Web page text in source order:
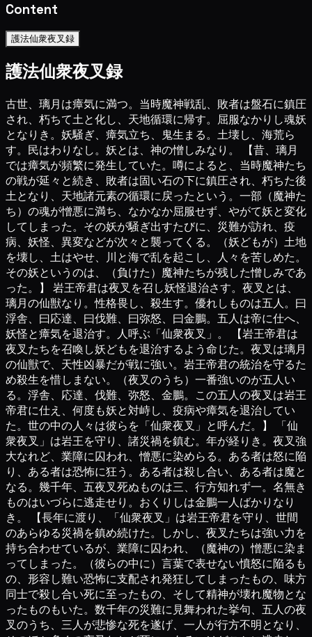
Content
護法仙衆夜叉録
護法仙衆夜叉録
古世、璃月は瘴気に満つ。当時魔神戦乱、敗者は盤石に鎮圧
され、朽ちて土と化し、天地循環に帰す。屈服なかりし魂妖
となりき。妖騒ぎ、瘴気立ち、鬼生まる。土壊し、海荒ら
す。民はわりなし。妖とは、神の憎しみなり。 【昔、璃月
では瘴気が頻繁に発生していた。噂によると、当時魔神たち
の戦が延々と続き、敗者は固い石の下に鎮圧され、朽ちた後
土となり、天地諸元素の循環に戻ったという。一部（魔神た
ち）の魂が憎悪に満ち、なかなか屈服せず、やがて妖と変化
してしまった。その妖が騒ぎ出すたびに、災難が訪れ、疫
病、妖怪、異変などが次々と襲ってくる。（妖どもが）土地
を壊し、土はやせ、川と海で乱を起こし、人々を苦しめた。
その妖というのは、（負けた）魔神たちが残した憎しみであ
った。】 岩王帝君は夜叉を召し妖怪退治さす。夜叉とは、
璃月の仙獣なり。性格畏し、殺生す。優れしものは五人。曰
浮舎、曰応達、曰伐難、曰弥怒、曰金鵬。五人は帝に仕へ、
妖怪と瘴気を退治す。人呼ぶ「仙衆夜叉」。 【岩王帝君は
夜叉たちを召喚し妖どもを退治するよう命じた。夜叉は璃月
の仙獣で、天性凶暴だが戦に強い。岩王帝君の統治を守るた
め殺生を惜しまない。（夜叉のうち）一番強いのが五人い
る。浮舎、応達、伐難、弥怒、金鵬。この五人の夜叉は岩王
帝君に仕え、何度も妖と対峙し、疫病や瘴気を退治してい
た。世の中の人々は彼らを「仙衆夜叉」と呼んだ。】 「仙
衆夜叉」は岩王を守り、諸災禍を鎮む。年が経りき。夜叉強
大なれど、業障に囚われ、憎悪に染めらる。ある者は怒に陥
り、ある者は恐怖に狂う。ある者は殺し合い、ある者は魔と
なる。幾千年、五夜叉死ぬものは三、行方知れず一。名無き
ものはいづらに逃走せり。おくりしは金鵬一人ばかりなり
き。 【長年に渡り、「仙衆夜叉」は岩王帝君を守り、世間
のあらゆる災禍を鎮め続けた。しかし、夜叉たちは強い力を
持ち合わせているが、業障に囚われ、（魔神の）憎悪に染ま
ってしまった。（彼らの中に）言葉で表せない憤怒に陥るも
の、形容し難い恐怖に支配され発狂してしまったもの、味方
同士で殺し合い死に至ったもの、そして精神が壊れ魔物とな
ったものもいた。数千年の災難に見舞われた挙句、五人の夜
叉のうち、三人が悲惨な死を遂げ、一人が行方不明となり、